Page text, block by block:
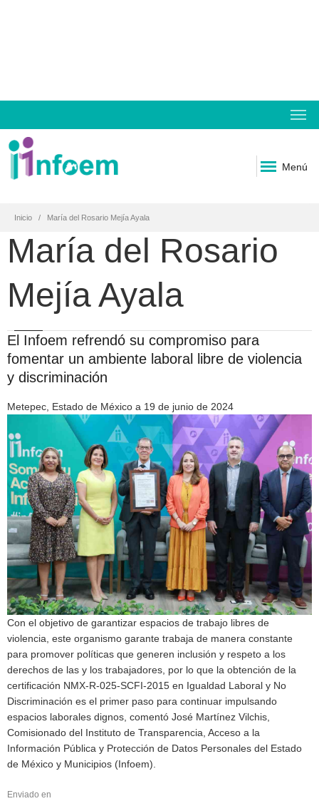
Menú
Inicio María del Rosario Mejía Ayala
María del Rosario
Mejía Ayala
El Infoem refrendó su compromiso para
fomentar un ambiente laboral libre de violencia
y discriminación
Metepec, Estado de México a 19 de junio de 2024
Con el objetivo de garantizar espacios de trabajo libres de
violencia, este organismo garante trabaja de manera constante
para promover políticas que generen inclusión y respeto a los
derechos de las y los trabajadores, por lo que la obtención de la
certificación NMX-R-025-SCFI-2015 en Igualdad Laboral y No
Discriminación es el primer paso para continuar impulsando
espacios laborales dignos, comentó José Martínez Vilchis,
Comisionado del Instituto de Transparencia, Acceso a la
Información Pública y Protección de Datos Personales del Estado
de México y Municipios (Infoem).
Enviado en